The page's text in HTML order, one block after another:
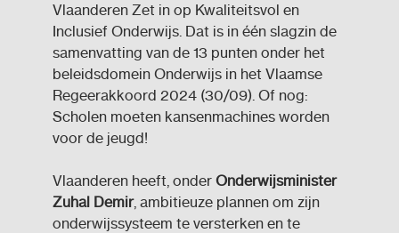
Vlaanderen Zet in op Kwaliteitsvol en
Inclusief Onderwijs. Dat is in één slagzin de
samenvatting van de 13 punten onder het
beleidsdomein Onderwijs in het Vlaamse
Regeerakkoord 2024 (30/09). Of nog:
Scholen moeten kansenmachines worden
voor de jeugd!
Vlaanderen heeft, onder Onderwijsminister
Zuhal Demir, ambitieuze plannen om zijn
onderwijssysteem te versterken en te